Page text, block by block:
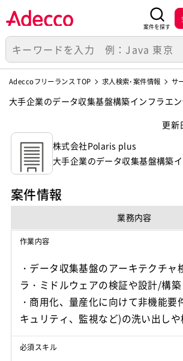
案件を探す
Adeccoフリーランス TOP 求人検索･案件情報 サ
大手企業のデータ収集基盤構築インフラエ
更新
株式会社Polaris plus
大手企業のデータ収集基盤構築
案件情報
業務内容
作業内容
・データ収集基盤のアーキテクチャ
ラ・ミドルウェアの検証や設計/構築
・商用化、量産化に向けて非機能要
キュリティ、監視など)の洗い出し
必須スキル